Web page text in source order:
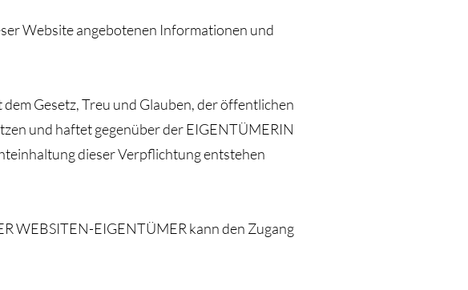
Website angebotenen Informationen und
Gesetz, Treu und Glauben, der öffentlichen
und haftet gegenüber der EIGENTÜMERIN
dieser Verpflichtung entstehen
WEBSITEN-EIGENTÜMER kann den Zugang